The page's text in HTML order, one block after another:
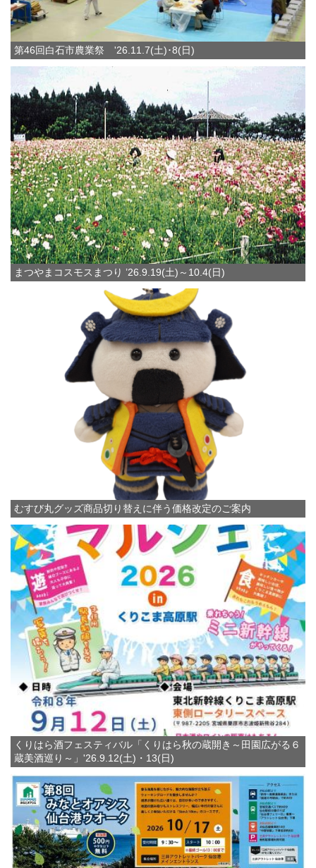
第46回白石市農業祭 '26.11.7(土)･8(日)
まつやまコスモスまつり ’26.9.19(土)～10.4(日)
むすび丸グッズ商品切り替えに伴う価格改定のご案内
くりはら酒フェスティバル「くりはら秋の蔵開き～田園広がる６
蔵美酒巡り～」'26.9.12(土)・13(日)